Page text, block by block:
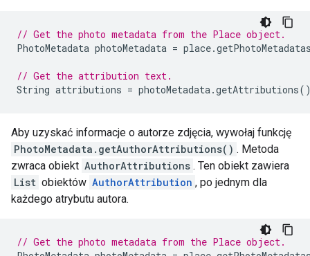
// Get the photo metadata from the Place object.
PhotoMetadata photoMetadata = place.
// Get the attribution text.
String attributions = photoMetadata.getAttributions
Aby uzyskać informacje o autorze zdjęcia, wywołaj funkcję
PhotoMetadata.getAuthorAttributions() . Metoda
zwraca obiekt AuthorAttributions . Ten obiekt zawiera
List obiektów AuthorAttribution , po jednym dla
każdego atrybutu autora.
// Get the photo metadata from the Place object.